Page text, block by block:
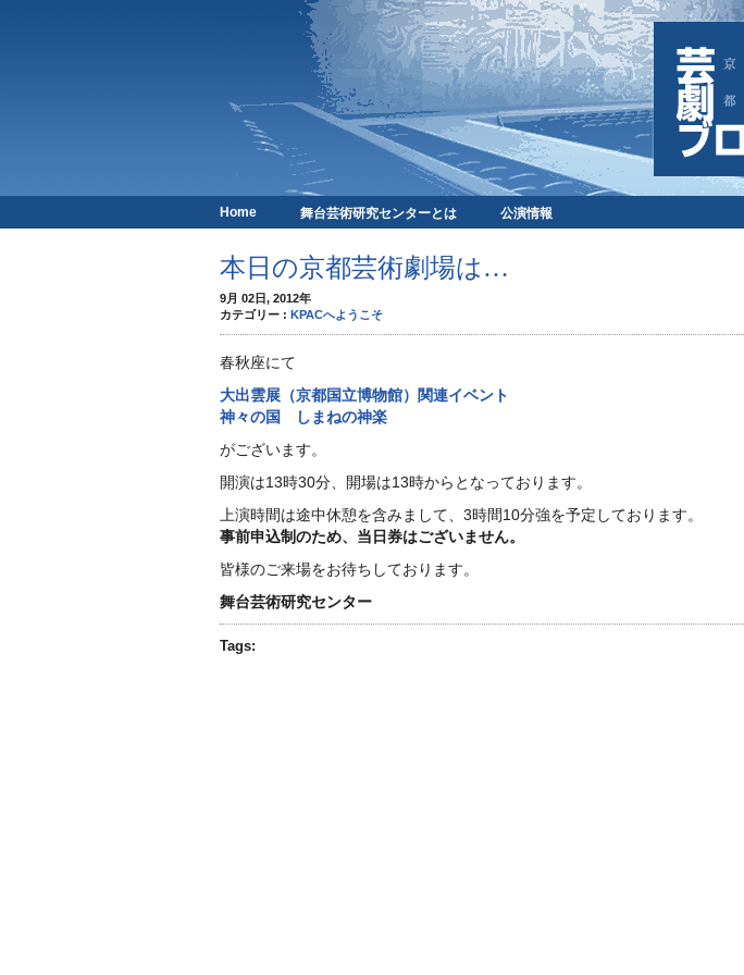
京都芸術劇場
Home 舞台芸術研究センターとは 公演情報
本日の京都芸術劇場は…
9月 02日, 2012年
カテゴリー : KPACへようこそ
春秋座にて
大出雲展（京都国立博物館）関連イベント
神々の国 しまねの神楽
がございます。
開演は13時30分、開場は13時からとなっております。
上演時間は途中休憩を含みまして、3時間10分強を予定しております。
事前申込制のため、当日券はございません。
皆様のご来場をお待ちしております。
舞台芸術研究センター
Tags: